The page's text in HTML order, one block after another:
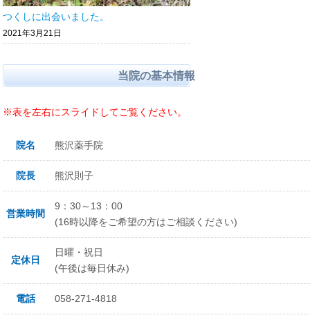
つくしに出会いました。
2021年3月21日
当院の基本情報
※表を左右にスライドしてご覧ください。
院名 熊沢薬手院
院長 熊沢則子
営業時間
9：30～13：00
(16時以降をご希望の方はご相談ください)
定休日
日曜・祝日
(午後は毎日休み)
電話 058-271-4818